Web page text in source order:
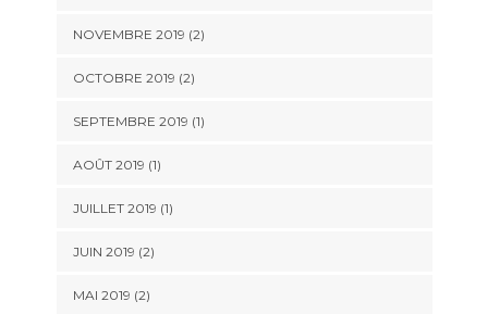
NOVEMBRE 2019 (2)
OCTOBRE 2019 (2)
SEPTEMBRE 2019 (1)
AOÛT 2019 (1)
JUILLET 2019 (1)
JUIN 2019 (2)
MAI 2019 (2)